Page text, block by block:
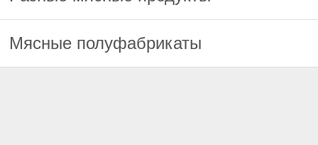
Мясные полуфабрикаты